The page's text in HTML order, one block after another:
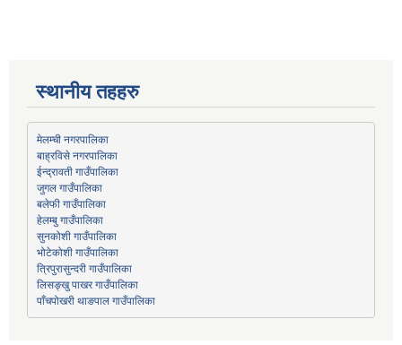
स्थानीय तहहरु
मेलम्ची नगरपालिका
बाह्रविसे नगरपालिका
ईन्द्रावती गाउँपालिका
जुगल गाउँपालिका
बलेफी गाउँपालिका
हेलम्बु गाउँपालिका
सुनकोशी गाउँपालिका
भोटेकोशी गाउँपालिका
त्रिपुरासुन्दरी गाउँपालिका
लिसङ्खु पाखर गाउँपालिका
पाँचपोखरी थाङपाल गाउँपालिका